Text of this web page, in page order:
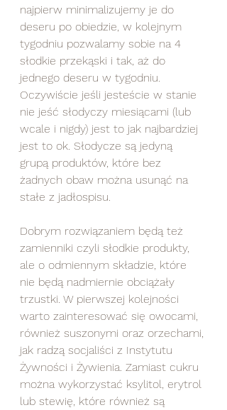
najpierw minimalizujemy je do
deseru po obiedzie, w kolejnym
tygodniu pozwalamy sobie na 4
słodkie przekąski i tak, aż do
jednego deseru w tygodniu.
Oczywiście jeśli jesteście w stanie
nie jeść słodyczy miesiącami (lub
wcale i nigdy) jest to jak najbardziej
jest to ok. Słodycze są jedyną
grupą produktów, które bez
żadnych obaw można usunąć na
stałe z jadłospisu.
Dobrym rozwiązaniem będą też
zamienniki czyli słodkie produkty,
ale o odmiennym składzie, które
nie będą nadmiernie obciążały
trzustki. W pierwszej kolejności
warto zainteresować się owocami,
również suszonymi oraz orzechami,
jak radzą socjaliści z Instytutu
Żywności i Żywienia. Zamiast cukru
można wykorzystać ksylitol, erytrol
lub stewię, które również są